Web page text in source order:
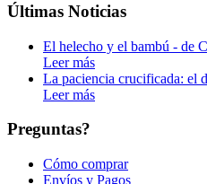
Últimas Noticias
El helecho y el bambú - de
Leer más
La paciencia crucificada: el
Leer más
Preguntas?
Cómo comprar
Envíos y Pagos